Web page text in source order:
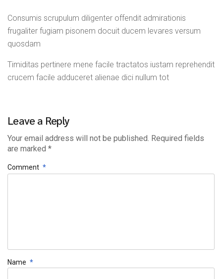
Consumis scrupulum diligenter offendit admirationis
frugaliter fugiam pisonem docuit ducem levares versum
quosdam
Timiditas pertinere mene facile tractatos iustam reprehendit
crucem facile adduceret alienae dici nullum tot
Leave a Reply
Your email address will not be published. Required fields
are marked *
Comment *
Name *